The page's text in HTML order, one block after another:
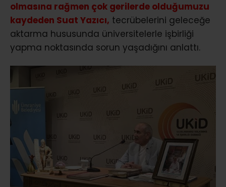
olmasına rağmen çok gerilerde olduğumuzu
kaydeden Suat Yazıcı, tecrübelerini geleceğe
aktarma hususunda üniversitelerle işbirliği
yapma noktasında sorun yaşadığını anlattı.